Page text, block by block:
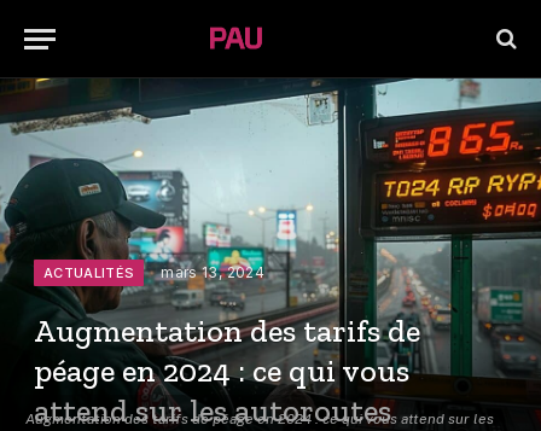
Augmentation des tarifs de péage en 2024 : ce qui vous attend sur les
ACTUALITÉS mars 13, 2024
Augmentation des tarifs de
péage en 2024 : ce qui vous
attend sur les autoroutes